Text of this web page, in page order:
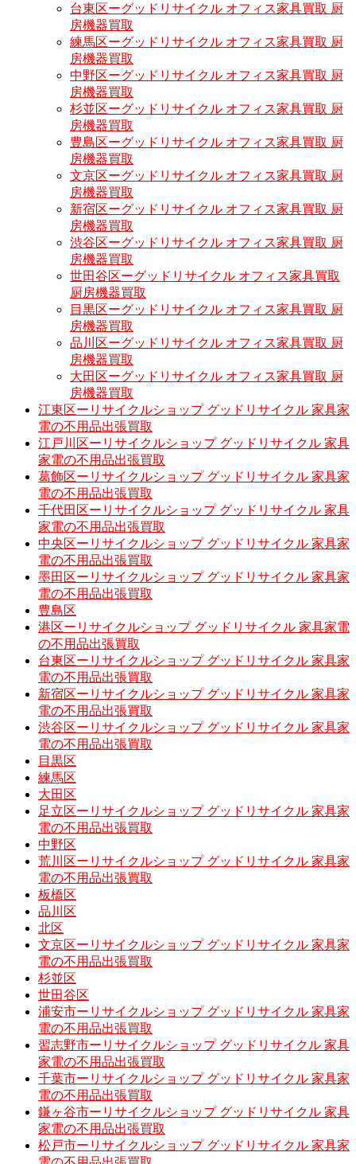
台東区ーグッドリサイクル オフィス家具買取 厨
房機器買取
練馬区ーグッドリサイクル オフィス家具買取 厨
房機器買取
中野区ーグッドリサイクル オフィス家具買取 厨
房機器買取
杉並区ーグッドリサイクル オフィス家具買取 厨
房機器買取
豊島区ーグッドリサイクル オフィス家具買取 厨
房機器買取
文京区ーグッドリサイクル オフィス家具買取 厨
房機器買取
新宿区ーグッドリサイクル オフィス家具買取 厨
房機器買取
渋谷区ーグッドリサイクル オフィス家具買取 厨
房機器買取
世田谷区ーグッドリサイクル オフィス家具買取
厨房機器買取
目黒区ーグッドリサイクル オフィス家具買取 厨
房機器買取
品川区ーグッドリサイクル オフィス家具買取 厨
房機器買取
大田区ーグッドリサイクル オフィス家具買取 厨
房機器買取
江東区ーリサイクルショップ グッドリサイクル 家具家
電の不用品出張買取
江戸川区ーリサイクルショップ グッドリサイクル 家具
家電の不用品出張買取
葛飾区ーリサイクルショップ グッドリサイクル 家具家
電の不用品出張買取
千代田区ーリサイクルショップ グッドリサイクル 家具
家電の不用品出張買取
中央区ーリサイクルショップ グッドリサイクル 家具家
電の不用品出張買取
墨田区ーリサイクルショップ グッドリサイクル 家具家
電の不用品出張買取
豊島区
港区ーリサイクルショップ グッドリサイクル 家具家電
の不用品出張買取
台東区ーリサイクルショップ グッドリサイクル 家具家
電の不用品出張買取
新宿区ーリサイクルショップ グッドリサイクル 家具家
電の不用品出張買取
渋谷区ーリサイクルショップ グッドリサイクル 家具家
電の不用品出張買取
目黒区
練馬区
大田区
足立区ーリサイクルショップ グッドリサイクル 家具家
電の不用品出張買取
中野区
荒川区ーリサイクルショップ グッドリサイクル 家具家
電の不用品出張買取
板橋区
品川区
北区
文京区ーリサイクルショップ グッドリサイクル 家具家
電の不用品出張買取
杉並区
世田谷区
浦安市ーリサイクルショップ グッドリサイクル 家具家
電の不用品出張買取
習志野市ーリサイクルショップ グッドリサイクル 家具
家電の不用品出張買取
千葉市ーリサイクルショップ グッドリサイクル 家具家
電の不用品出張買取
鎌ヶ谷市ーリサイクルショップ グッドリサイクル 家具
家電の不用品出張買取
松戸市ーリサイクルショップ グッドリサイクル 家具家